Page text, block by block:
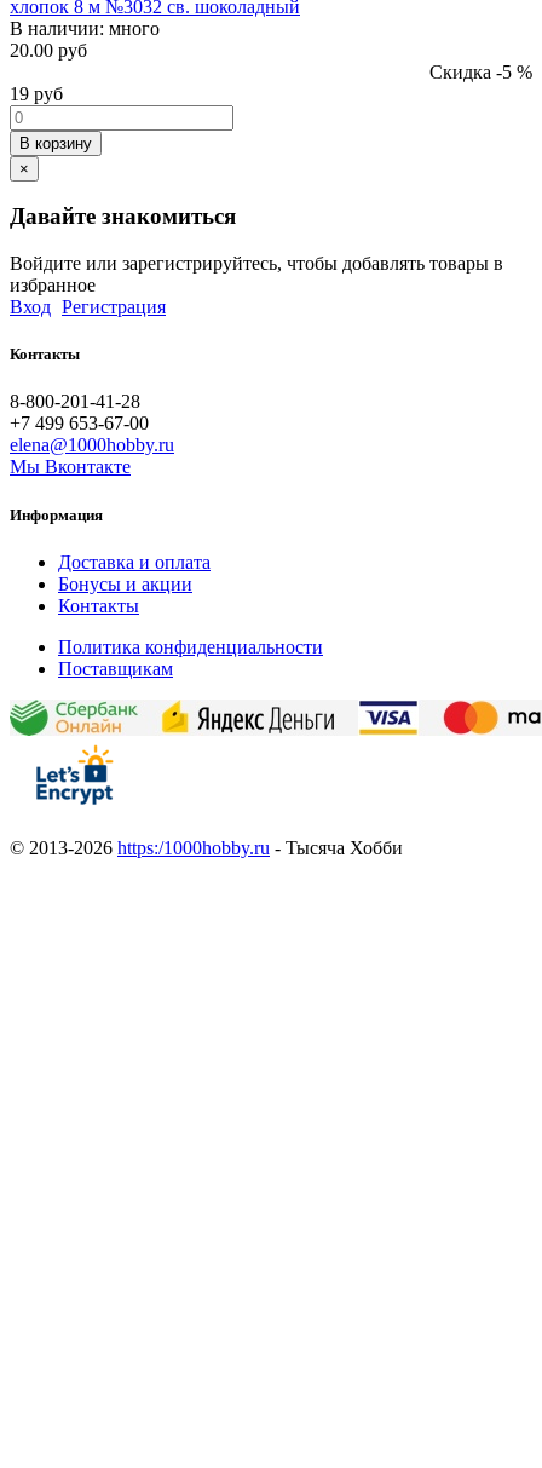
хлопок 8 м №3032 св. шоколадный
В наличии: много
20.00 руб
Скидка -5 %
19 руб
В корзину
×
Давайте знакомиться
Войдите или зарегистрируйтесь, чтобы добавлять товары в
избранное
Вход Регистрация
Контакты
8-800-201-41-28
+7 499 653-67-00
elena@1000hobby.ru
Мы Вконтакте
Информация
Доставка и оплата
Бонусы и акции
Контакты
Политика конфиденциальности
Поставщикам
© 2013-2026 https:/1000hobby.ru - Тысяча Хобби